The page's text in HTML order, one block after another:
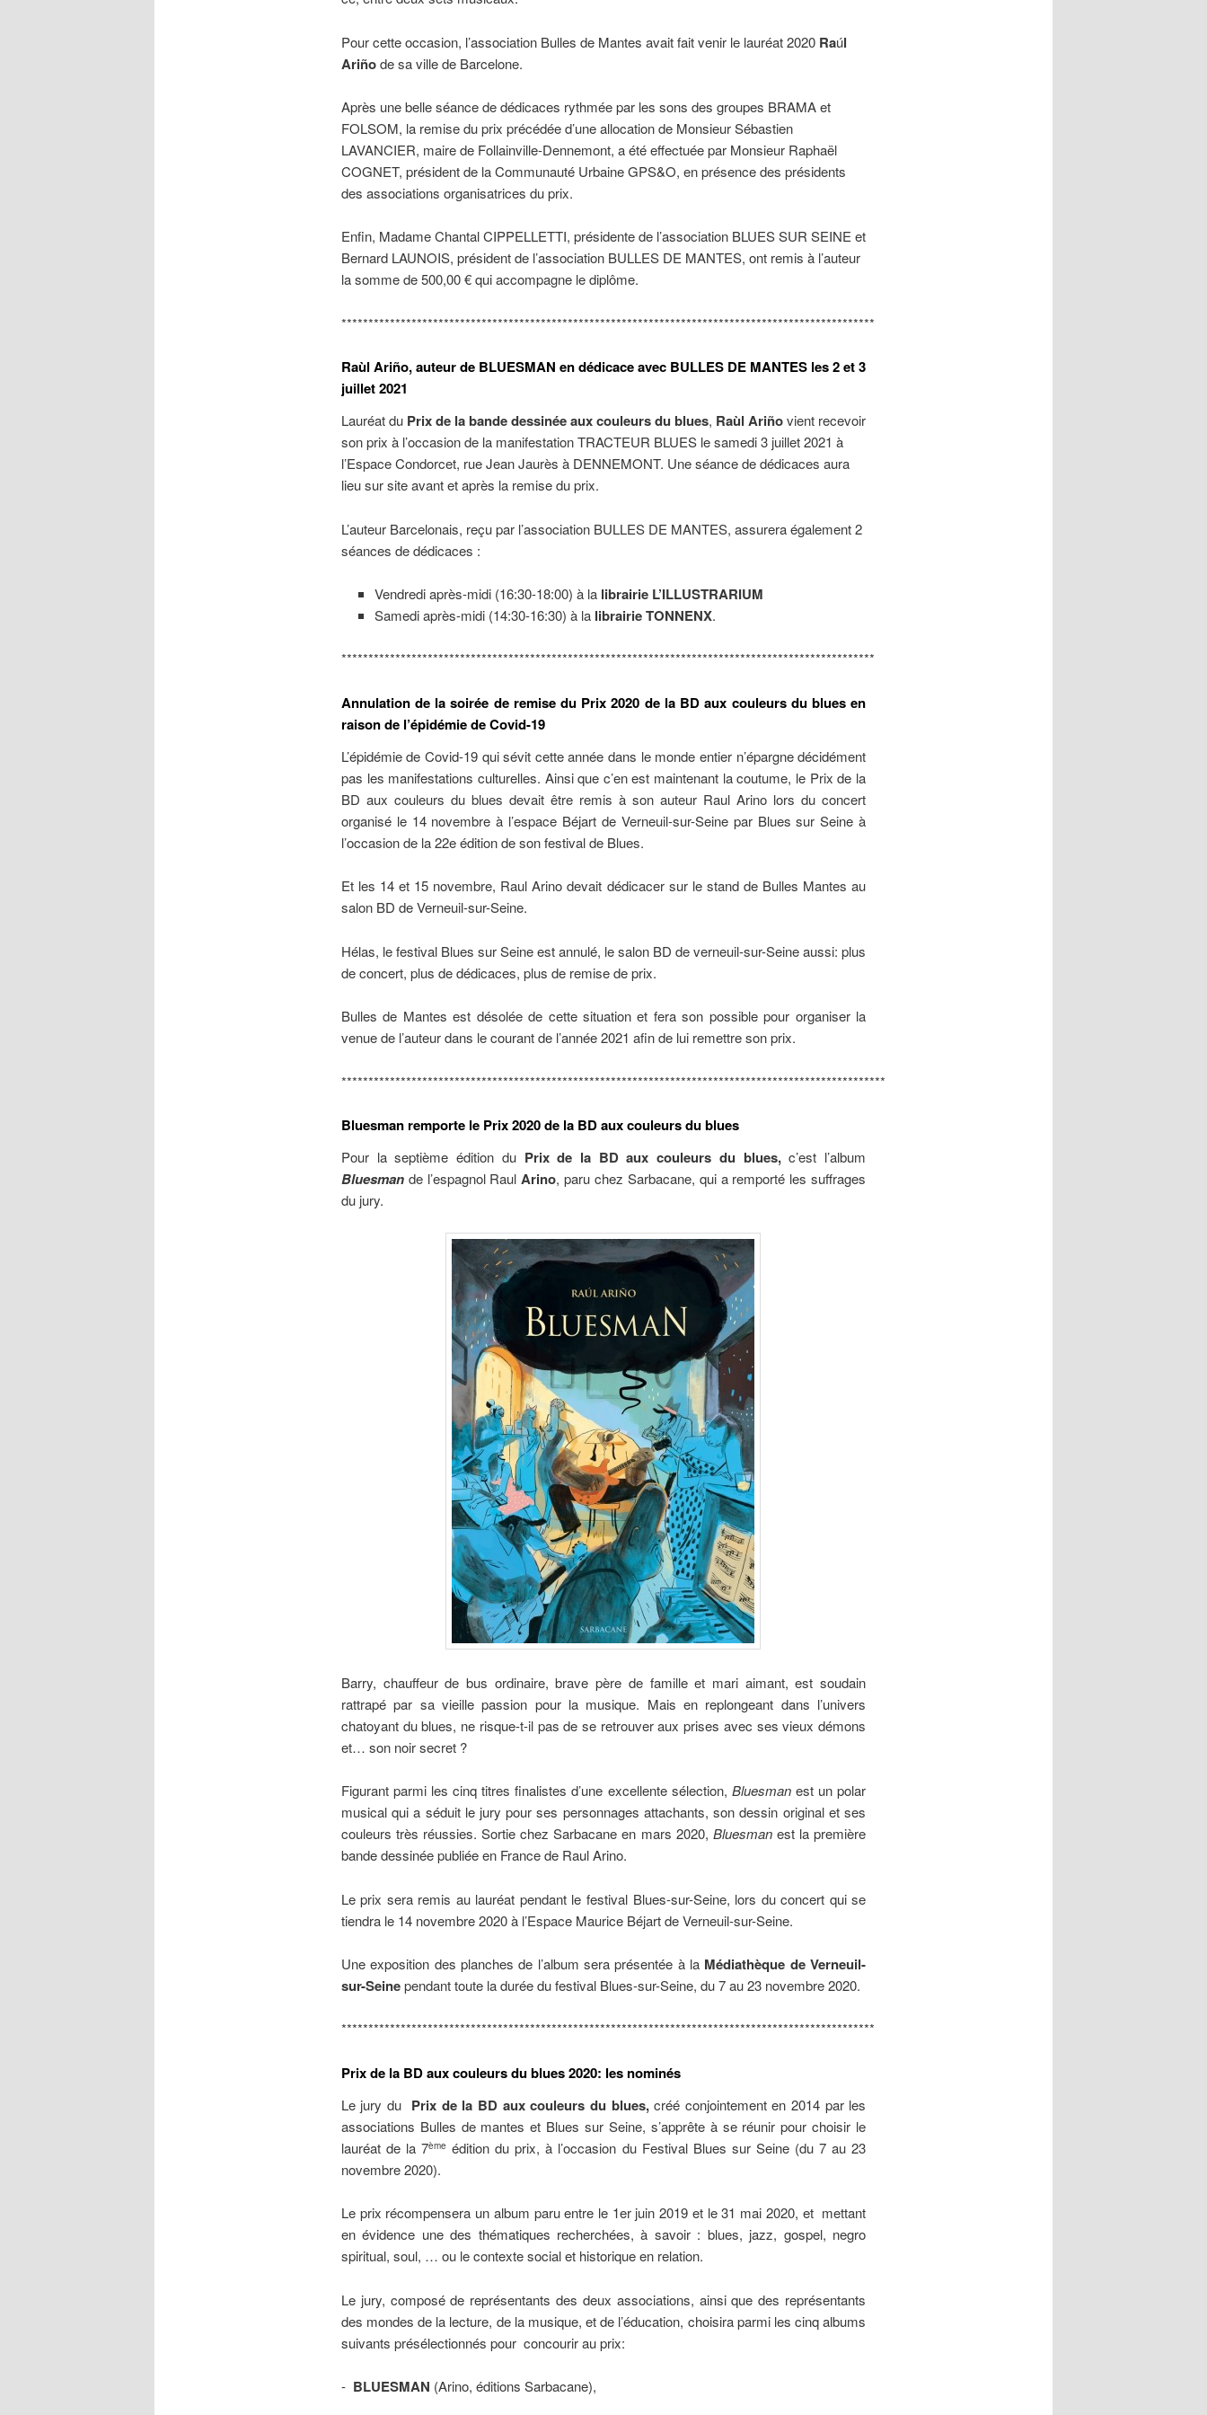
Pour cette occasion, l’association Bulles de Mantes avait fait venir le lauréat 2020 Raúl
Ariñode sa ville de Barcelone.
Après une belle séance de dédicaces rythmée par les sons des groupes BRAMA et
FOLSOM, la remise du prix précédée d’une allocation de Monsieur Sébastien
LAVANCIER, maire de Follainville-Dennemont, a été effectuée par Monsieur Raphaël
COGNET, président de la Communauté Urbaine GPS&O, en présence des présidents
des associations organisatrices du prix.
Enfin, Madame Chantal CIPPELLETTI, présidente de l’association BLUES SUR SEINE et
Bernard LAUNOIS, président de l’association BULLES DE MANTES, ont remis à l’auteur
la somme de 500,00 € qui accompagne le diplôme.
***************************************************************************************************
Raùl Ariño, auteur de BLUESMAN en dédicace avec BULLES DE MANTES les 2 et 3
juillet 2021
Lauréat du Prix de la bande dessinée aux couleurs du blues, Raùl Ariñovient recevoir
son prix à l’occasion de la manifestation TRACTEUR BLUES le samedi 3 juillet 2021 à
l’Espace Condorcet, rue Jean Jaurès à DENNEMONT. Une séance de dédicaces aura
lieu sur site avant et après la remise du prix.
L’auteur Barcelonais, reçu par l’association BULLES DE MANTES, assurera également 2
séances de dédicaces :
Vendredi après-midi (16:30-18:00) à la librairie L’ILLUSTRARIUM
Samedi après-midi (14:30-16:30) à la librairie TONNENX.
***************************************************************************************************
Annulation de la soirée de remise du Prix 2020 de la BD aux couleurs du blues en
raison de l’épidémie de Covid-19
L’épidémie de Covid-19 qui sévit cette année dans le monde entier n’épargne décidément
pas les manifestations culturelles. Ainsi que c’en est maintenant la coutume, le Prix de la
BD aux couleurs du blues devait être remis à son auteur Raul Arino lors du concert
organisé le 14 novembre à l’espace Béjart de Verneuil-sur-Seine par Blues sur Seine à
l’occasion de la 22e édition de son festival de Blues.
Et les 14 et 15 novembre, Raul Arino devait dédicacer sur le stand de Bulles Mantes au
salon BD de Verneuil-sur-Seine.
Hélas, le festival Blues sur Seine est annulé, le salon BD de verneuil-sur-Seine aussi: plus
de concert, plus de dédicaces, plus de remise de prix.
Bulles de Mantes est désolée de cette situation et fera son possible pour organiser la
venue de l’auteur dans le courant de l’année 2021 afin de lui remettre son prix.
*****************************************************************************************************
Bluesman remporte le Prix 2020 de la BD aux couleurs du blues
Pour la septième édition du Prix de la BD aux couleurs du blues,c’est l’album
Bluesmande l’espagnol Raul Arino, paru chez Sarbacane, qui a remporté les suffrages
du jury.
Barry, chauffeur de bus ordinaire, brave père de famille et mari aimant, est soudain
rattrapé par sa vieille passion pour la musique. Mais en replongeant dans l’univers
chatoyant du blues, ne risque-t-il pas de se retrouver aux prises avec ses vieux démons
et… son noir secret ?
Figurant parmi les cinq titres finalistes d’une excellente sélection, Bluesmanest un polar
musical qui a séduit le jury pour ses personnages attachants, son dessin original et ses
couleurs très réussies. Sortie chez Sarbacane en mars 2020, Bluesmanest la première
bande dessinée publiée en France de Raul Arino.
Le prix sera remis au lauréat pendant le festival Blues-sur-Seine, lors du concert qui se
tiendra le 14 novembre 2020 à l’Espace Maurice Béjart de Verneuil-sur-Seine.
Une exposition des planches de l’album sera présentée à la Médiathèque de Verneuil-
sur-Seinependant toute la durée du festival Blues-sur-Seine, du 7 au 23 novembre 2020.
***************************************************************************************************
Prix de la BD aux couleurs du blues 2020: les nominés
Le jury du Prix de la BD aux couleurs du blues,créé conjointement en 2014 par les
associations Bulles de mantes et Blues sur Seine, s’apprête à se réunir pour choisir le
lauréat de la 7ème édition du prix, à l’occasion du Festival Blues sur Seine (du 7 au 23
novembre 2020).
Le prix récompensera un album paru entre le 1er juin 2019 et le 31 mai 2020, et mettant
en évidence une des thématiques recherchées, à savoir : blues, jazz, gospel, negro
spiritual, soul, … ou le contexte social et historique en relation.
Le jury, composé de représentants des deux associations, ainsi que des représentants
des mondes de la lecture, de la musique, et de l’éducation, choisira parmi les cinq albums
suivants présélectionnés pour concourir au prix:
- BLUESMAN (Arino, éditions Sarbacane),